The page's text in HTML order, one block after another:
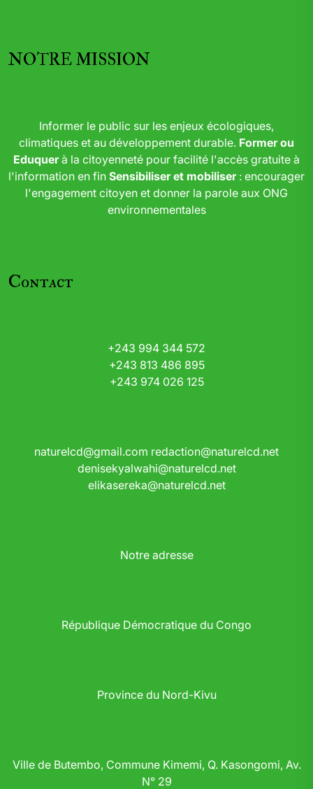
NOTRE MISSION
Informer le public sur les enjeux écologiques,
climatiques et au développement durable. Former ou
Eduquerà la citoyenneté pour facilité l'accès gratuite à
l'information en fin Sensibiliser et mobiliser: encourager
l'engagement citoyen et donner la parole aux ONG
environnementales
Contact
+243 994 344 572
+243 813 486 895
+243 974 026 125
naturelcd@gmail.com redaction@naturelcd.net
denisekyalwahi@naturelcd.net
elikasereka@naturelcd.net
Notre adresse
République Démocratique du Congo
Province du Nord-Kivu
Ville de Butembo, Commune Kimemi, Q. Kasongomi, Av.
N° 29